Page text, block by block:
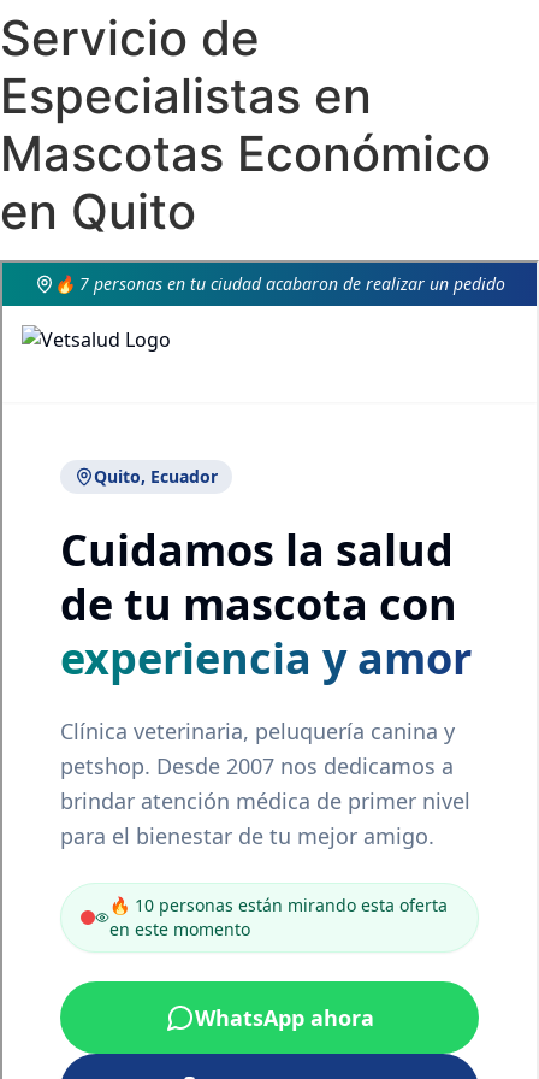
Servicio de
Especialistas en
Mascotas Económico
en Quito